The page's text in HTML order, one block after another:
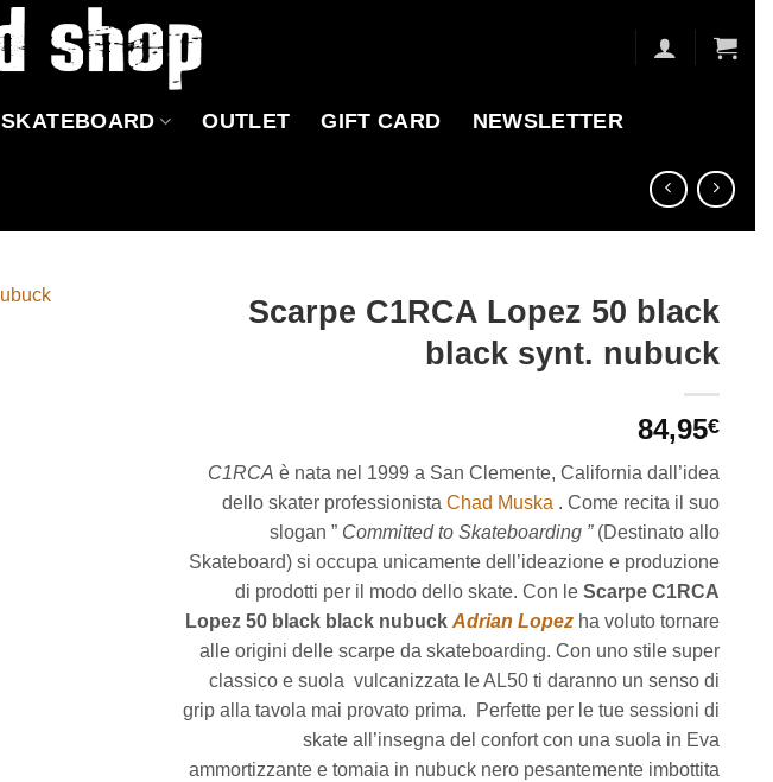
SKATEBOARD OUTLET GIFT CARD NEWSLETTER
Scarpe C1RCA Lopez 50 black
black synt. nubuck
84,95€
C1RCA è nata nel 1999 a San Clemente, California dall’idea
dello skater professionista Chad Muska . Come recita il suo
slogan ” Committed to Skateboarding ” (Destinato allo
Skateboard) si occupa unicamente dell’ideazione e produzione
di prodotti per il modo dello skate. Con le Scarpe C1RCA
Lopez 50 black black nubuck Adrian Lopez ha voluto tornare
alle origini delle scarpe da skateboarding. Con uno stile super
classico e suola vulcanizzata le AL50 ti daranno un senso di
grip alla tavola mai provato prima. Perfette per le tue sessioni di
skate all’insegna del confort con una suola in Eva
ammortizzante e tomaia in nubuck nero pesantemente imbottita